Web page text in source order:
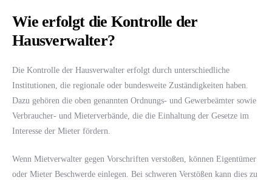
Wie erfolgt die Kontrolle der
Hausverwalter?
Die Kontrolle der Hausverwalter erfolgt durch unterschiedliche
Institutionen, die regionale oder bundesweite Zuständigkeiten haben.
Dazu gehören die oben genannten Ordnungs- und Gewerbeämter sowie
Verbraucher- und Mieterverbände, die die Einhaltung der Gesetze im
Interesse der Mieter fördern.
Wenn Mietverwalter gegen Vorschriften verstoßen, können Eigentümer
oder Mieter Beschwerde einlegen. Bei schweren Verstößen kann dies zu